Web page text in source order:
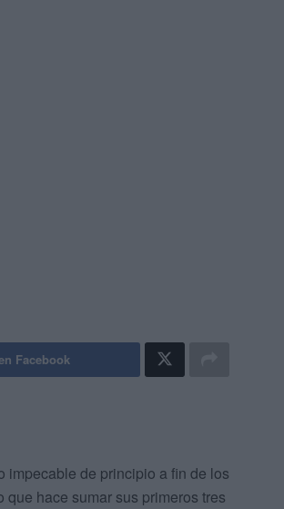
Facebook
impecable de principio a fin de los
hace sumar sus primeros tres